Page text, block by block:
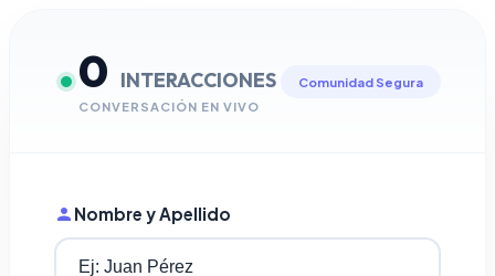
0 INTERACCIONES
CONVERSACIÓN EN VIVO
Comunidad Segura
Nombre y Apellido